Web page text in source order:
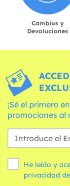
Cambios y
Devoluciones
¡Sé el primero
promociones al
He leído y
privacidad